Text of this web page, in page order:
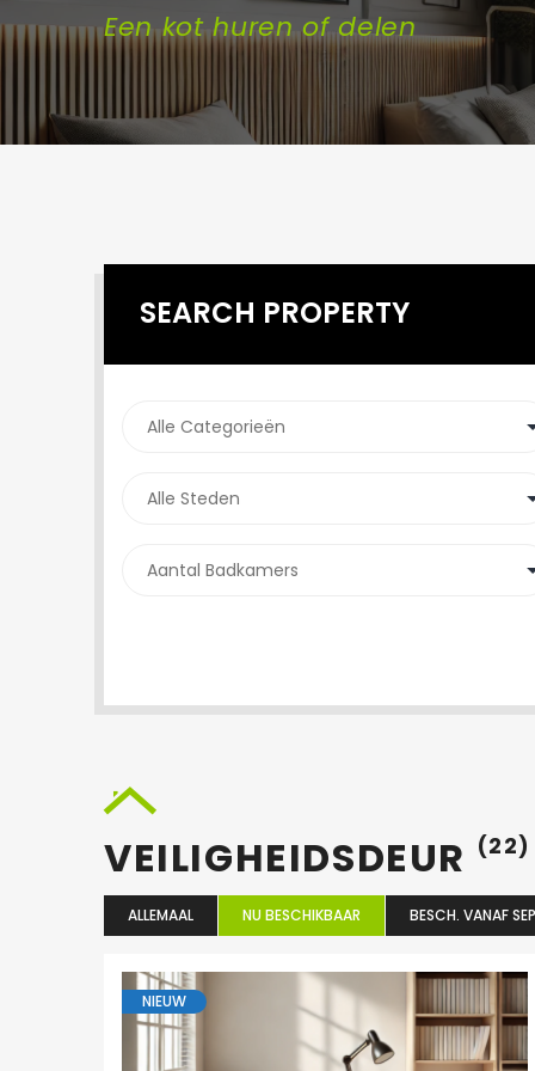
Een kot huren of delen
SEARCH PROPERTY
VEILIGHEIDSDEUR (22)
ALLEMAAL NU BESCHIKBAAR BESCH. VANAF
NIEUW